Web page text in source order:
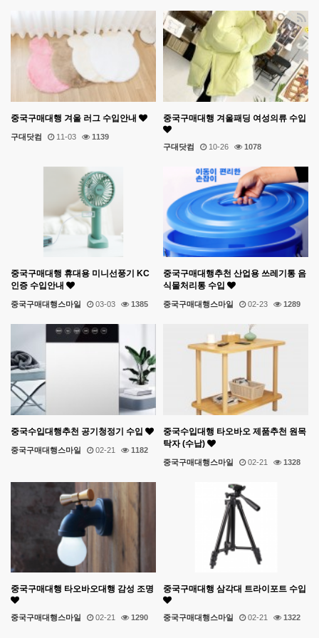
중국구매대행 겨울 러그 수입안내
구대닷컴 11-03 1139
중국구매대행 겨울패딩 여성의류 수입
구대닷컴 10-26 1078
중국구매대행 휴대용 미니선풍기 KC
인증 수입안내
중국구매대행스마일 03-03 1385
중국구매대행추천 산업용 쓰레기통 음
식물처리통 수입
중국구매대행스마일 02-23 1289
중국수입대행추천 공기청정기 수입
중국구매대행스마일 02-21 1182
중국수입대행 타오바오 제품추천 원목
탁자 (수납)
중국구매대행스마일 02-21 1328
중국구매대행 타오바오대행 감성 조명
중국구매대행스마일 02-21 1290
중국구매대행 삼각대 트라이포트 수입
중국구매대행스마일 02-21 1322